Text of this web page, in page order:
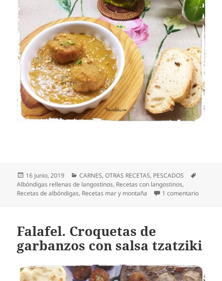
Publicado
el
16 junio, 2019 Categorías
CARNES,OTRAS RECETAS, PESCADOS
Albóndigas rellenas de langostinos, Recetas con langostinos,
Recetas de albóndigas, Recetas mar y montaña 1 comentarioen
Falafel. Croquetas de
garbanzos con salsa tzatziki